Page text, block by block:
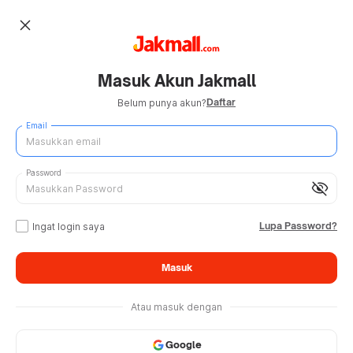
close
Masuk Akun Jakmall
Belum punya akun?Daftar
Email
visibility_off
Password
Ingat login saya Lupa Password?
Masuk
Atau masuk dengan
Google